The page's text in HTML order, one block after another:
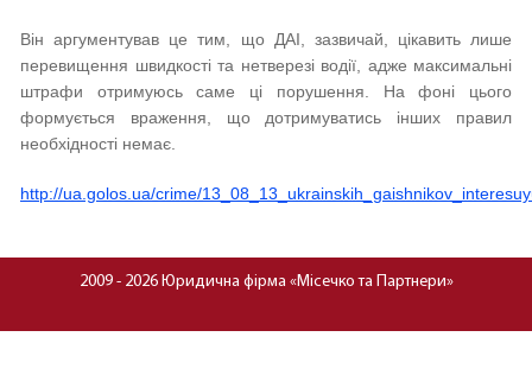
Він аргументував це тим, що ДАІ, зазвичай, цікавить лише
перевищення швидкості та нетверезі водії, адже максимальні
штрафи отримуюсь саме ці порушення. На фоні цього
формується враження, що дотримуватись інших правил
необхідності немає.
http://ua.golos.ua/crime/
2009 - 2026 Юридична фірма «Місечко та Партнери»